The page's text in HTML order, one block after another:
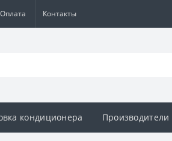
Оплата Контакты
кондиционера Производители